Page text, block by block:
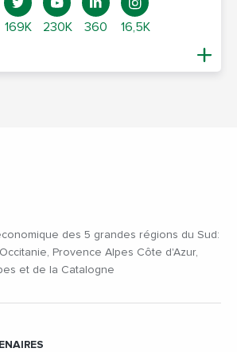
169K 230K 360 16,5K
des 5 grandes régions du Sud:
Provence Alpes Côte d'Azur,
et de la Catalogne